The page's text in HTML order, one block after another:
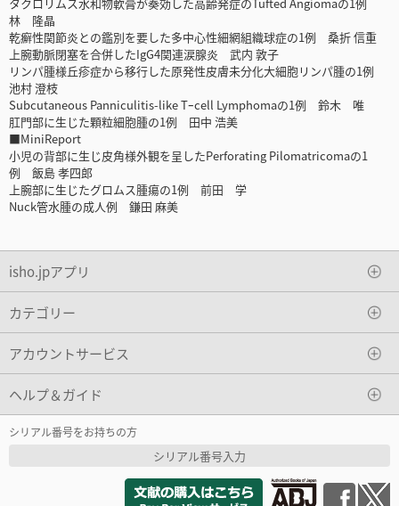
林 隆晶
乾癬性関節炎との鑑別を要した多中心性細網組織球症の1例 桑折 信重
上腕動脈閉塞を合併したIgG4関連涙腺炎 武内 敦子
リンパ腫様丘疹症から移行した原発性皮膚未分化大細胞リンパ腫の1例
池村 澄枝
Subcutaneous Panniculitis-like Tｰcell Lymphomaの1例 鈴木 唯
肛門部に生じた顆粒細胞腫の1例 田中 浩美
■MiniReport
小児の背部に生じ皮角様外観を呈したPerforating Pilomatricomaの1
例 飯島 孝四郎
上腕部に生じたグロムス腫瘍の1例 前田 学
Nuck管水腫の成人例 鎌田 麻美
isho.jpアプリ
カテゴリー
アカウントサービス
ヘルプ＆ガイド
シリアル番号をお持ちの方
シリアル番号入力